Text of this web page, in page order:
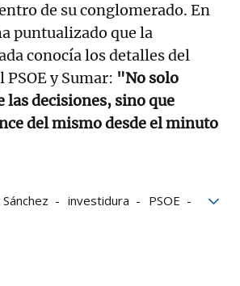
de su conglomerado. En
puntualizado que la
conocía los detalles del
y Sumar: "No solo
las decisiones, sino que
del mismo desde el minuto
investidura
PSOE